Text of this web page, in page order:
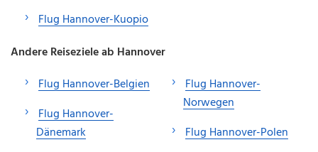
Flug Hannover-Kuopio
Andere Reiseziele ab Hannover
Flug Hannover-Belgien
Flug Hannover-
Dänemark
Flug Hannover-
Norwegen
Flug Hannover-Polen